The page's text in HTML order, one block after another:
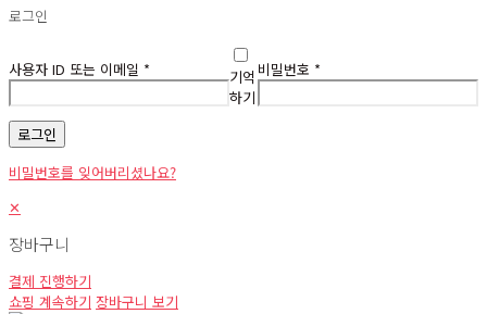
로그인
사용자 ID 또는 이메일 * 비밀번호 *
기억
하기
로그인
비밀번호를 잊어버리셨나요?
✕
장바구니
결제 진행하기
쇼핑 계속하기 장바구니 보기